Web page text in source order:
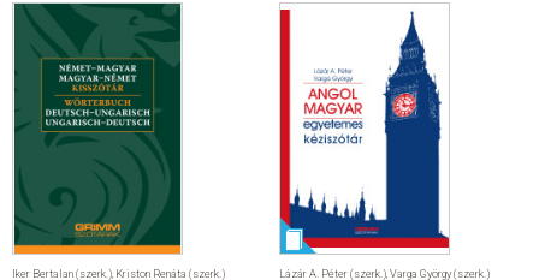
Iker Bertalan (szerk.) Kriston Renáta (szerk.) Lázár A. Péter (szerk.) Varga György (szerk.)